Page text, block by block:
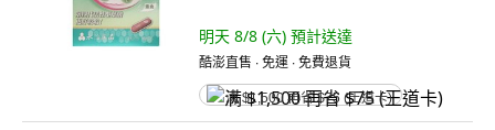
明天 8/8 (六) 預計送達
酷澎直售 ∙ 免運 ∙ 免費退貨
满 $1,500 再省 $75 (王道卡)